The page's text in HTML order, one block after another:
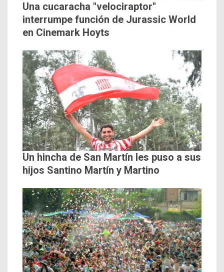
Una cucaracha "velociraptor"
interrumpe función de Jurassic World
en Cinemark Hoyts
Un hincha de San Martín les puso a sus
hijos Santino Martín y Martino